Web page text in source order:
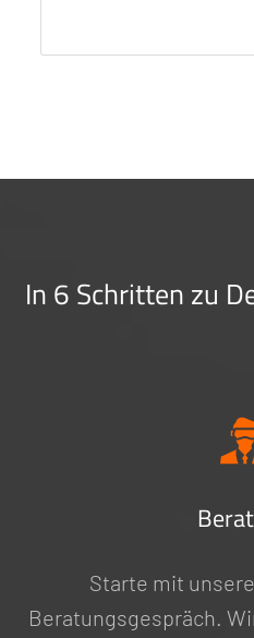
In 6 Schritten zu
Starte mit
Beratungsgespräch.